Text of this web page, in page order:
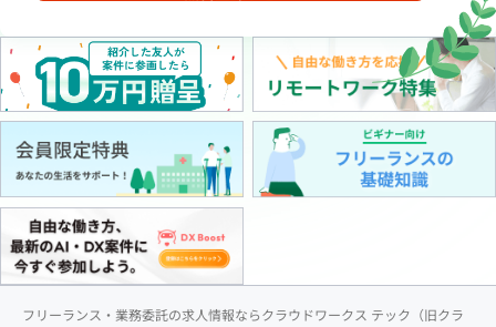
フリーランス・業務委託の求人情報ならクラウドワークス テック（旧クラ